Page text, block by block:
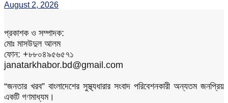
August 2, 2026
প্রকাশক ও সম্পাদক:
মোঃ মাসউদুল আলম
ফোন: +৮৮০৪৯৫৬৫৭১
janatarkhabor.bd@gmail.com
“জনতার খরব” বাংলাদেশের সুস্থ্যধারার সংবাদ পরিবেশনকারী অন্যতম জনপ্রিয়
একটি গণমাধ্যম।